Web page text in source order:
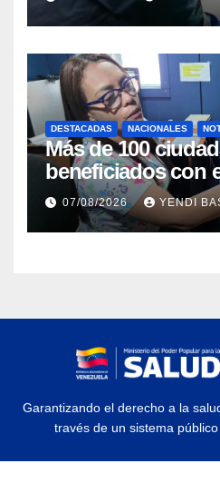
DESTACADAS NACIONALES
Más de 100
beneficiados con
prótesis auditivas
Rehabilitación
07/08/2026 YENDI
Garantizando el derecho a la
través de un sistema